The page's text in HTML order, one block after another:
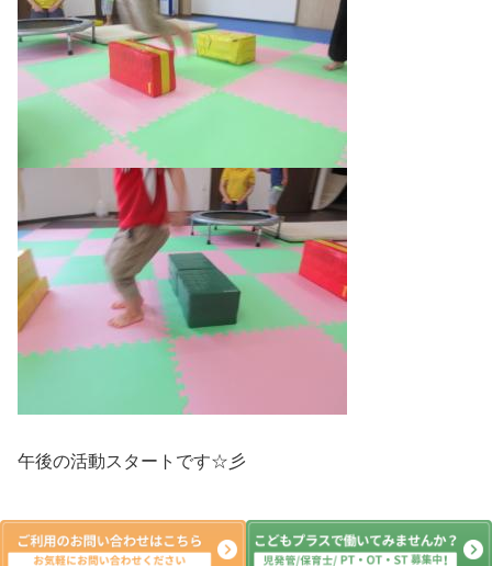
午後の活動スタートです☆彡